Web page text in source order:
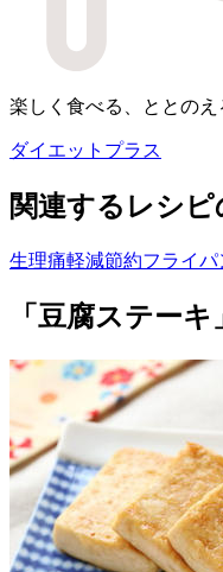
楽しく食べる、ととのえ
ダイエットプラス
関連するレシ
生理痛軽減節約フライパ
「豆腐ステー